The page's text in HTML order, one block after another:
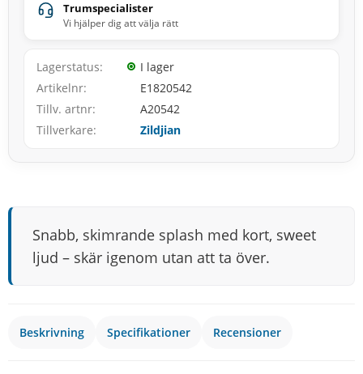
Trumspecialister
Vi hjälper dig att välja rätt
Lagerstatus
I lager
Artikelnr
E1820542
Tillv. artnr
A20542
Tillverkare
Zildjian
Snabb, skimrande splash med kort, sweet
ljud – skär igenom utan att ta över.
Beskrivning Specifikationer Recensioner